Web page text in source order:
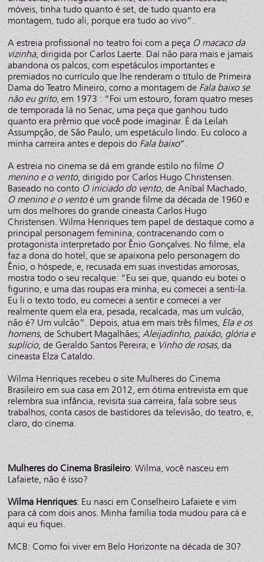
móveis, tinha tudo quanto é set, de tudo quanto era
montagem, tudo ali, porque era tudo ao vivo”.
A estreia profissional no teatro foi com a peça O macaco da
vizinha, dirigida por Carlos Laerte. Daí não para mais e jamais
abandona os palcos, com espetáculos importantes e
premiados no currículo que lhe renderam o título de Primeira
Dama do Teatro Mineiro, como a montagem de Fala baixo se
não eu grito, em 1973 : “Foi um estouro, foram quatro meses
de temporada lá no Senac, uma peça que ganhou tudo
quanto era prêmio que você pode imaginar. É da Leilah
Assumpção, de São Paulo, um espetáculo lindo. Eu coloco a
minha carreira antes e depois do Fala baixo”.
A estreia no cinema se dá em grande estilo no filme O
menino e o vento, dirigido por Carlos Hugo Christensen.
Baseado no conto O iniciado do vento, de Aníbal Machado,
O menino e o ventoé um grande filme da década de 1960 e
um dos melhores do grande cineasta Carlos Hugo
Christensen. Wilma Henriques tem papel de destaque como a
principal personagem feminina, contracenando com o
protagonista interpretado por Ênio Gonçalves. No filme, ela
faz a dona do hotel, que se apaixona pelo personagem do
Ênio, o hóspede, e, recusada em suas investidas amorosas,
mostra todo o seu recalque: “Eu sei que, quando eu botei o
figurino, e uma das roupas era minha, eu comecei a senti-la.
Eu li o texto todo, eu comecei a sentir e comecei a ver
realmente quem ela era, pesada, recalcada, mas um vulcão,
não é? Um vulcão”. Depois, atua em mais três filmes, Ela e os
homens, de Schubert Magalhães;Aleijadinho, paixão, glória e
suplício, de Geraldo Santos Pereira; e Vinho de rosas, da
cineasta Elza Cataldo.
Wilma Henriques recebeu o site Mulheres do Cinema
Brasileiro em sua casa em 2012, em ótima entrevista em que
relembra sua infância, revisita sua carreira, fala sobre seus
trabalhos, conta casos de bastidores da televisão, do teatro, e,
claro, do cinema.
Mulheres do Cinema Brasileiro: Wilma, você nasceu em
Lafaiete, não é isso?
Wilma Henriques: Eu nasci em Conselheiro Lafaiete e vim
para cá com dois anos. Minha família toda mudou para cá e
aqui eu fiquei.
MCB: Como foi viver em Belo Horizonte na década de 30?